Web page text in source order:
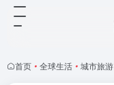
首页 • 全球生活 • 城市旅游